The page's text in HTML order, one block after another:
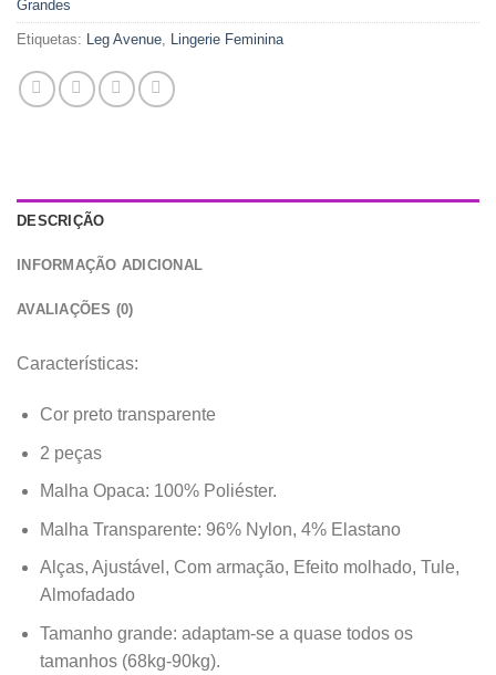
Grandes
Etiquetas: Leg Avenue, Lingerie Feminina
DESCRIÇÃO
INFORMAÇÃO ADICIONAL
AVALIAÇÕES (0)
Características:
Cor preto transparente
2 peças
Malha Opaca: 100% Poliéster.
Malha Transparente: 96% Nylon, 4% Elastano
Alças, Ajustável, Com armação, Efeito molhado, Tule,
Almofadado
Tamanho grande: adaptam-se a quase todos os
tamanhos (68kg-90kg).